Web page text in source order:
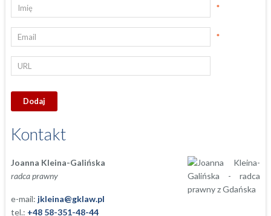
*
*
Kontakt
Joanna Kleina-Galińska
radca prawny
e-mail: jkleina@gklaw.pl
tel.: +48 58-351-48-44